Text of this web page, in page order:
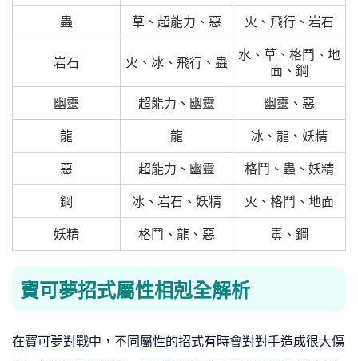
蟲
草、超能力、惡 火、飛行、岩石
岩石 火、冰、飛行、蟲
水、草、格鬥、地
面、鋼
幽靈
超能力、幽靈
幽靈、惡
龍
龍
冰、龍、妖精
惡
超能力、幽靈
格鬥、蟲、妖精
鋼
冰、岩石、妖精
火、格鬥、地面
妖精
格鬥、龍、惡 毒、鋼
寶可夢招式屬性相剋全解析
在寶可夢對戰中，不同屬性的招式有時會對對手造成很大傷